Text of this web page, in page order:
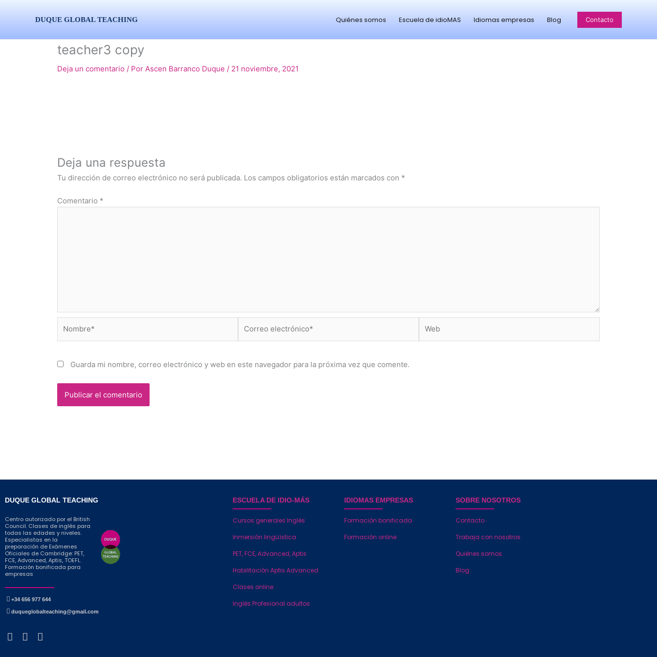
DUQUE GLOBAL TEACHING Quiénes somos Escuela de idioMAS Idiomas empresas Blog Contacto
teacher3 copy
Deja un comentario / Por Ascen Barranco Duque / 21 noviembre, 2021
Deja una respuesta
Tu dirección de correo electrónico no será publicada. Los campos obligatorios están marcados con *
Comentario *
electrónico*
Guarda mi nombre, correo electrónico y web en este navegador para la próxima vez que comente.
DUQUE GLOBAL TEACHING
Centro autorizado por el British
Council. Clases de inglés para
todas las edades y niveles.
Especialistas en la
preparación de Exámenes
Oficiales de Cambridge: PET,
FCE, Advanced, Aptis, TOEFL.
Formación bonificada para
empresas
+34 656 977 644
duqueglobalteaching@gmail.com
ESCUELA DE IDIO-MÁS
Cursos generales Inglés
Inmersión lingüística
PET, FCE, Advanced, Aptis
Habilitación Aptis Advanced
Clases online
Inglés Profesional adultos
IDIOMAS EMPRESAS
Formación bonificada
Formación online
SOBRE NOSOTROS
Contacto
Trabaja con nosotros
Quiénes somos
Blog